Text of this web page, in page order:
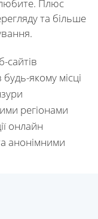
любите. Плюс
та більше
сайтів
якому місці
регіонами
онлайн
анонімними